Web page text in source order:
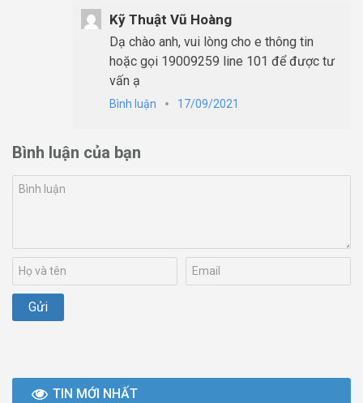
Kỹ Thuật Vũ Hoàng
Dạ chào anh, vui lòng cho e thông tin
hoặc gọi 19009259 line 101 để được tư
vấn ạ
Bình luận 17/09/2021
Bình luận của bạn
TIN MỚI NHẤT